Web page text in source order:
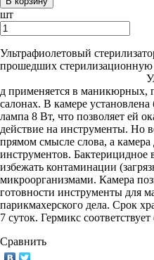
шт
Ультрафиолетовый
прошедших
д применяется в маникюрных,
салонах. В камере установлена
лампа 8 Вт, что позволяет ей
действие на инструменты. Но
прямом смысле слова, а
инструментов. Бактерицидное
избежать контаминации
микроорганизмами. Камера
готовности инструменты для
парикмахерского дела. Срок
7 суток. Гермикс
Сравнить